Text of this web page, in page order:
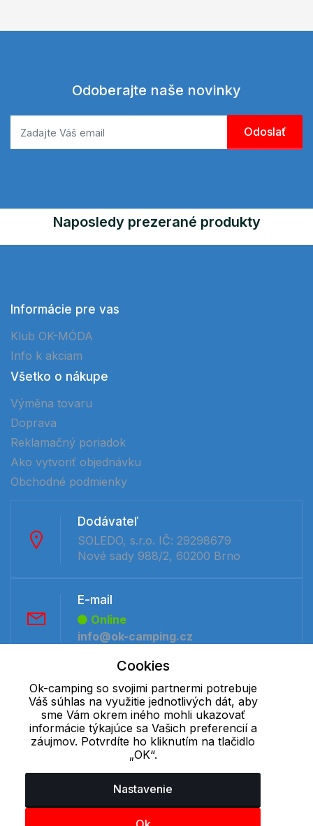
Odoberajte naše novinky
Naposledy prezerané produkty
Informácie pre vas
Klub OK-MÓDA
Info k akciam
Všetko o nákupe
Výměna tovaru
Doprava
Reklamačný poriadok
Ako vytvoriť objednávku
Obchodné podmienky
Dodávateľ
SOLEDO, s.r.o. IČ: 29298679
Nové sady 988/2, 60200 Brno
E-mail
Online
info@ok-camping.cz
Telefón:
Offline
+421 277 270 091
Cookie - podrobné nastavenie| Ďalšie informácie
osobných údajov
Cookies
Ok-camping so svojimi partnermi potrebuje
Váš súhlas na využitie jednotlivých dát, aby
sme Vám okrem iného mohli ukazovať
informácie týkajúce sa Vašich preferencií a
záujmov. Potvrdíte ho kliknutím na tlačidlo
„OK“.
Nastavenie